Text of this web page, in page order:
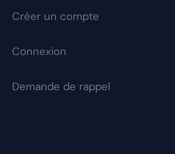
Créer un compte
Connexion
Demande de rappel